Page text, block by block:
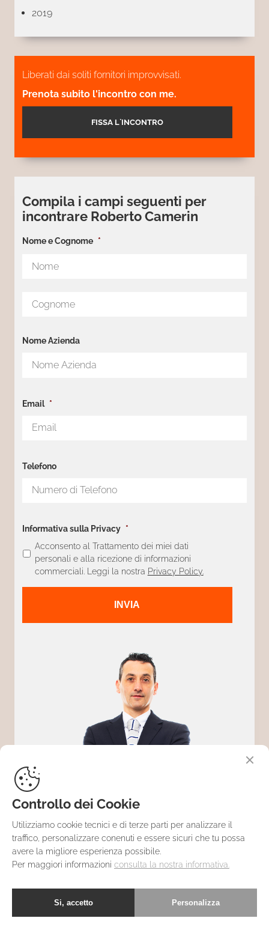
2019
Liberati dai soliti fornitori improvvisati.
Prenota subito l'incontro con me.
FISSA L`INCONTRO
Compila i campi seguenti per
incontrare Roberto Camerin
Nome e Cognome *
Nome Azienda
Email *
Telefono
Informativa sulla Privacy *
Acconsento al Trattamento dei miei dati
personali e alla ricezione di informazioni
commerciali. Leggi la nostra Privacy Policy.
ROBERTO
CAMERIN
Controllo dei Cookie
Utilizziamo cookie tecnici e di terze parti per analizzare il
traffico, personalizzare conenuti e essere sicuri che tu possa
avere la migliore esperienza possibile.
Per maggiori informazioni consulta la nostra informativa.
Si, accetto Personalizza